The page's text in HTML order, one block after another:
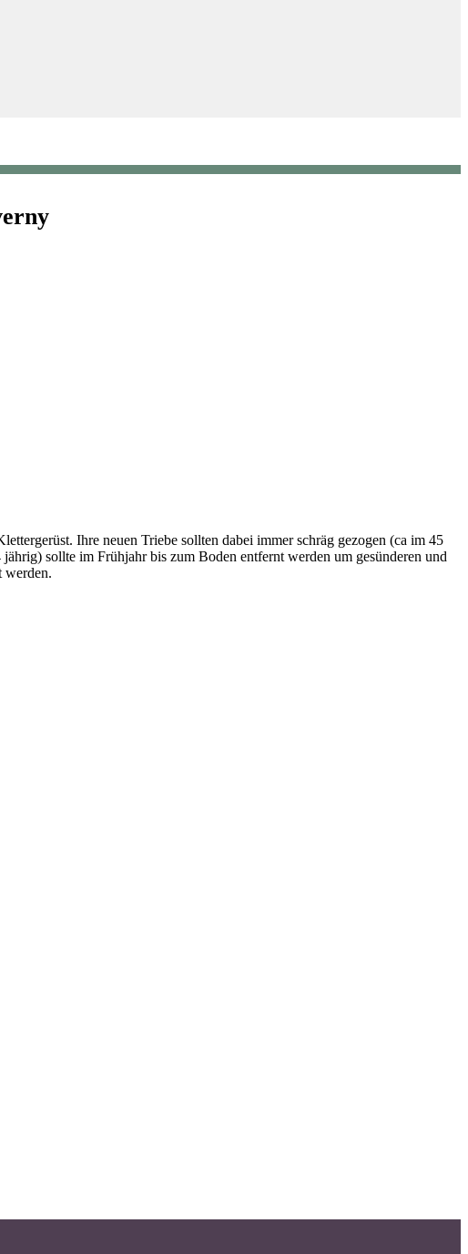
Ihre neuen Triebe sollten dabei immer schräg gezogen (ca im 45
sollte im Frühjahr bis zum Boden entfernt werden um gesünderen und
werden.